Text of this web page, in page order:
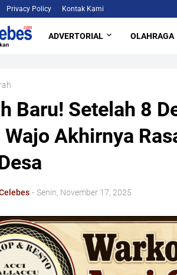
Privacy Policy Kontak Kami
ADVERTORIAL OLAHRAGA
Baru! Setelah 8
Wajo Akhirnya
- Senin, November 17, 2025